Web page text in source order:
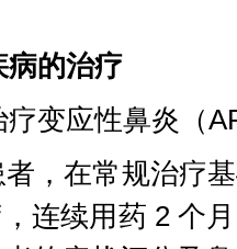
病的治疗
变应性鼻炎（
，在常规治疗
连续用药 2 个